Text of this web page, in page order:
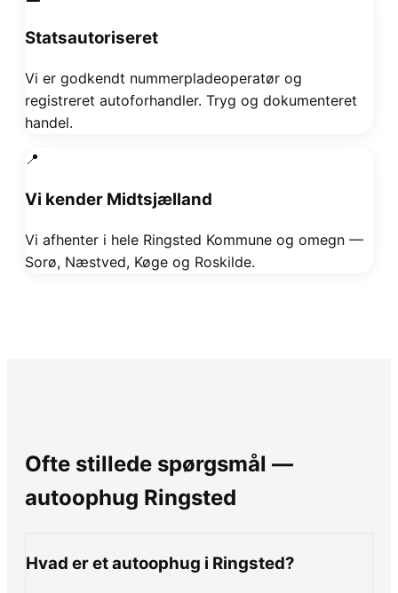
Statsautoriseret
Vi er godkendt nummerpladeoperatør og
registreret autoforhandler. Tryg og dokumenteret
handel.
📍
Vi kender Midtsjælland
Vi afhenter i hele Ringsted Kommune og omegn —
Sorø, Næstved, Køge og Roskilde.
Ofte stillede spørgsmål —
autoophug Ringsted
Hvad er et autoophug i Ringsted?